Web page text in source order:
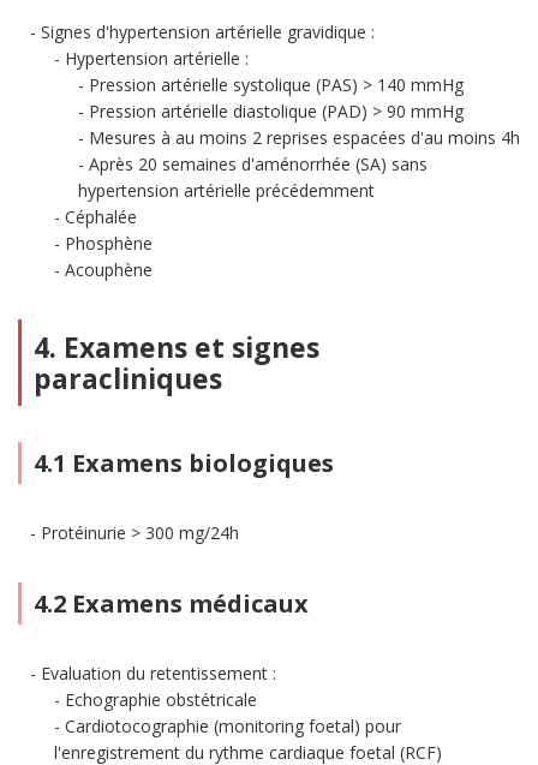
Signes d'hypertension artérielle gravidique :
Hypertension artérielle :
Pression artérielle systolique (PAS) > 140 mmHg
Pression artérielle diastolique (PAD) > 90 mmHg
Mesures à au moins 2 reprises espacées d'au moins 4h
Après 20 semaines d'aménorrhée (SA) sans
hypertension artérielle précédemment
Céphalée
Phosphène
Acouphène
4. Examens et signes
paracliniques
4.1 Examens biologiques
Protéinurie > 300 mg/24h
4.2 Examens médicaux
Evaluation du retentissement :
Echographie obstétricale
Cardiotocographie (monitoring foetal) pour
l'enregistrement du rythme cardiaque foetal (RCF)